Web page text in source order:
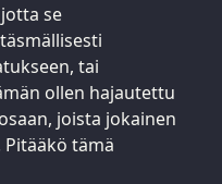
se
tai
ollen hajautettu
joista jokainen
Pitääkö tämä